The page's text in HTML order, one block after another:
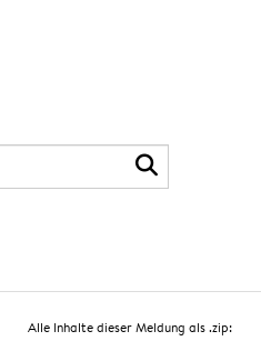
Alle Inhalte dieser Meldung als .zip: